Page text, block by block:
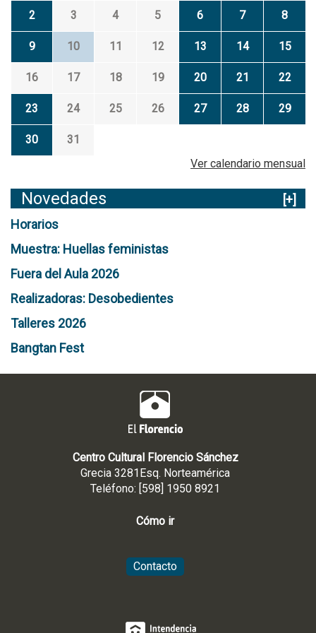
2 3 4 5 6 7 8
9 10 11 12 13 14 15
16 17 18 19 20 21 22
23 24 25 26 27 28 29
30
31
Ver calendario mensual
Novedades
[+]
Horarios
Muestra: Huellas feministas
Fuera del Aula 2026
Realizadoras: Desobedientes
Talleres 2026
Bangtan Fest
Centro Cultural Florencio Sánchez
Grecia 3281Esq. Norteamérica
Teléfono: [598] 1950 8921
Cómo ir
Contacto